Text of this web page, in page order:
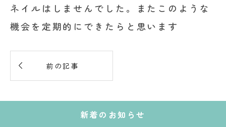
ネイルはしませんでした。またこのような
機会を定期的にできたらと思います
 前の記事
新着のお知らせ